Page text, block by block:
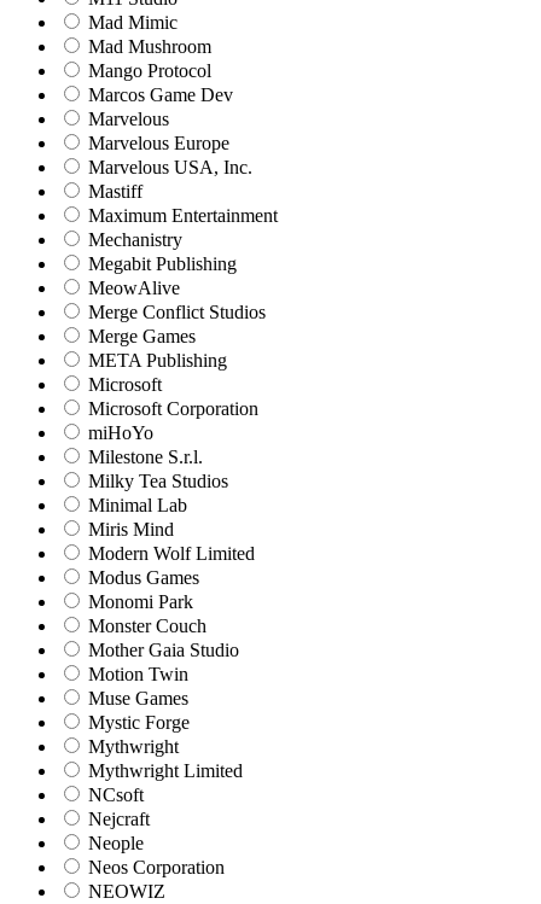
Mad Mimic
Mad Mushroom
Mango Protocol
Marcos Game Dev
Marvelous
Marvelous Europe
Marvelous USA, Inc.
Mastiff
Maximum Entertainment
Mechanistry
Megabit Publishing
MeowAlive
Merge Conflict Studios
Merge Games
META Publishing
Microsoft
Microsoft Corporation‬
miHoYo
Milestone S.r.l.
Milky Tea Studios
Minimal Lab
Miris Mind
Modern Wolf Limited
Modus Games
Monomi Park
Monster Couch
Mother Gaia Studio
Motion Twin
Muse Games
Mystic Forge
Mythwright
Mythwright Limited
NCsoft
Nejcraft
Neople
Neos Corporation
NEOWIZ